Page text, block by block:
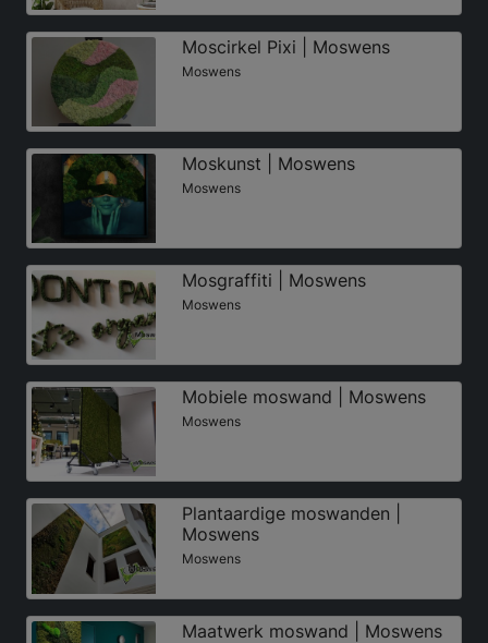
Moscirkel Pixi | Moswens
Moswens
Moskunst | Moswens
Moswens
Mosgraffiti | Moswens
Moswens
Mobiele moswand | Moswens
Moswens
Plantaardige moswanden |
Moswens
Moswens
Maatwerk moswand | Moswens